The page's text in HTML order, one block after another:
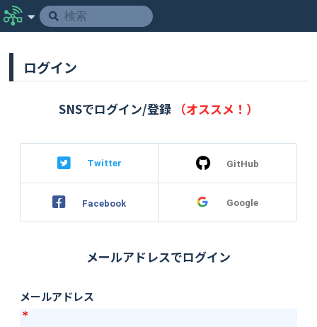
ログイン
メールアドレスでログイン
メールアドレス
SNSでログイン/登録 （オススメ！）
Twitter GitHub
Facebook Google